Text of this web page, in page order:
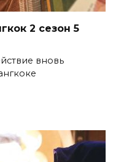
2 сезон 5
вновь